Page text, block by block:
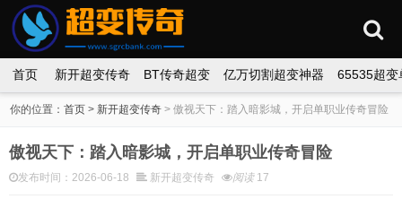
首页 新开超变传奇 BT传奇超变 亿万切割超变神器 65535超变
你的位置：首页 > 新开超变传奇 > 傲视天下：踏入暗影城，开启单职业传奇冒险
傲视天下：踏入暗影城，开启单职业传奇冒险
发布时间：2026-06-18 新开超变传奇 阅读 17